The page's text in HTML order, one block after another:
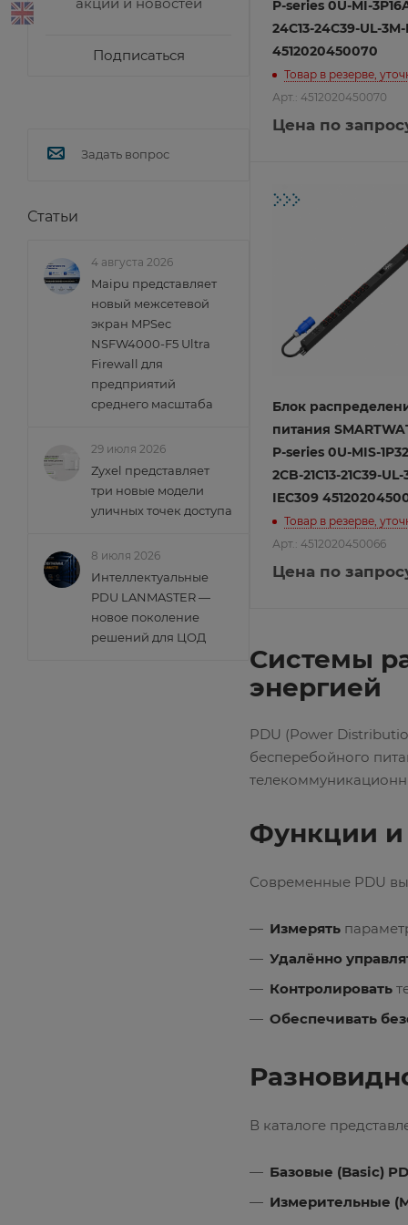
P-series 0U-MI-
24C13-24C39-UL-
4512020450070
Товар в резерве,
Арт.: 4512020450070
Цена по
Блок
питания
P-series 0U-MIS-
2CB-21C13-21C39-
IEC309
Товар в резерве,
Арт.: 4512020450066
Цена по
Системы
энергией
PDU (Power
бесперебойного
Функции и
Современные PDU
Измерять
Удалённо
Контролировать
Обеспечивать
В каталоге
Базовые (Basic)
Измерительные
Подписаться
Задать вопрос
Статьи
4 августа 2026
Maipu представляет
новый межсетевой
экран MPSec
NSFW4000-F5 Ultra
Firewall для
предприятий
среднего масштаба
29 июля 2026
Zyxel представляет
три новые модели
уличных точек доступа
8 июля 2026
Интеллектуальные
PDU LANMASTER —
новое поколение
решений для ЦОД